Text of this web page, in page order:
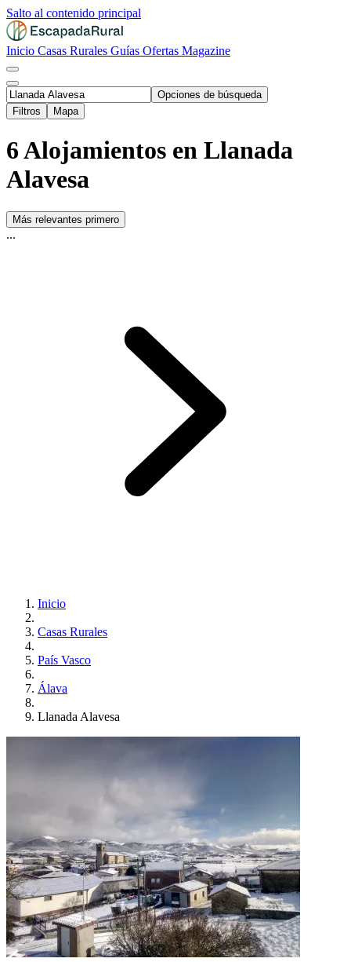
Salto al contenido principal
Inicio Casas Rurales Guías Ofertas Magazine
Opciones de búsqueda
Filtros
Mapa
6 Alojamientos en Llanada
Alavesa
Más relevantes primero
...
Inicio
Casas Rurales
País Vasco
Álava
Llanada Alavesa